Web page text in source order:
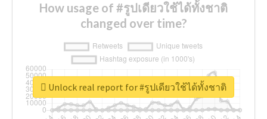
How usage of #รูปเดียวใช้ได้ทั้งชาติ
changed over time?
Unlock real report for #รูปเดียวใช้ได้ทั้งชาติ